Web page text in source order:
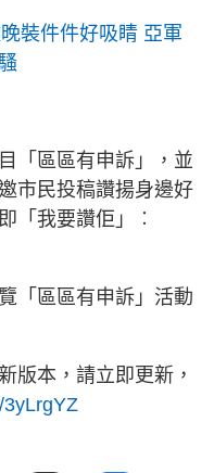
裝件件好吸睛 亞軍
「區區有申訴」，並
市民投稿讚揚身邊好
「我要讚佢」︰
「區區有申訴」活動
版本，請立即更新，